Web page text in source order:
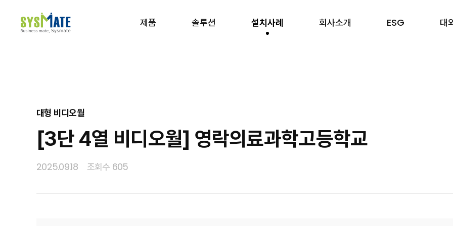
제품 솔루션 설치사례 회사소개 ESG 대
대형 비디오월
[3단 4열 비디오월] 영락의료과학고등학교
2025.09.18 조회수 605